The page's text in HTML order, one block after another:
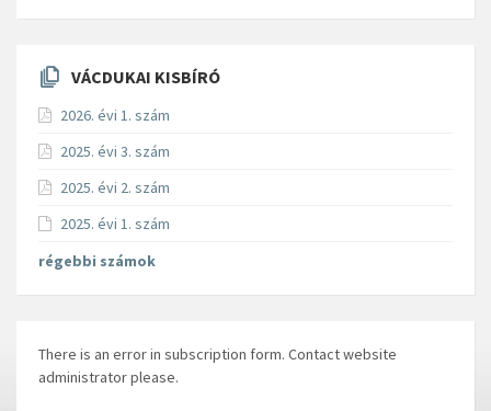
VÁCDUKAI KISBÍRÓ
2026. évi 1. szám
2025. évi 3. szám
2025. évi 2. szám
2025. évi 1. szám
régebbi számok
There is an error in subscription form. Contact website
administrator please.